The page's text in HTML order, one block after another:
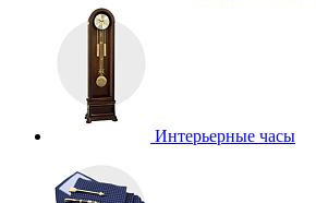
Интерьерные часы